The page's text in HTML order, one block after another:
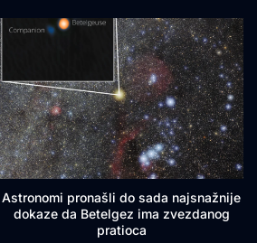
Astronomi pronašli do sada najsnažnije
dokaze da Betelgez ima zvezdanog
pratioca